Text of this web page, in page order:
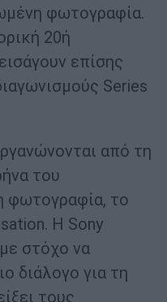
φωτογραφία.
20ή
επίσης
Series
από τη
του
φωτογραφία, το
Η Sony
στόχο να
διάλογο για τη
τους